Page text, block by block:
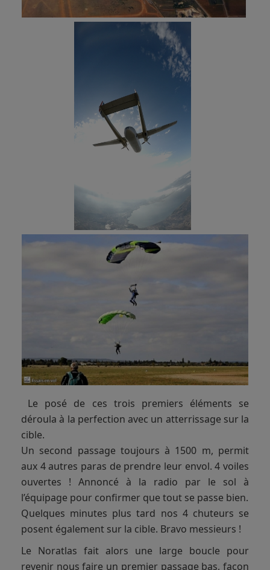
Le posé de ces trois premiers éléments se
déroula à la perfection avec un atterrissage sur la
cible.
Un second passage toujours à 1500 m, permit
aux 4 autres paras de prendre leur envol. 4 voiles
ouvertes ! Annoncé à la radio par le sol à
l’équipage pour confirmer que tout se passe bien.
Quelques minutes plus tard nos 4 chuteurs se
posent également sur la cible. Bravo messieurs !
Le Noratlas fait alors une large boucle pour
revenir nous faire un premier passage bas, façon